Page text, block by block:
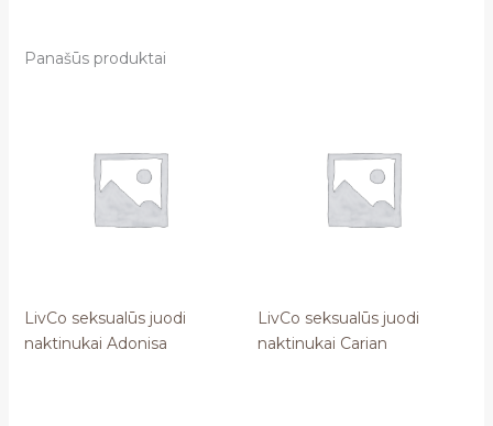
Panašūs produktai
LivCo seksualūs juodi
naktinukai Adonisa
LivCo seksualūs juodi
naktinukai Carian